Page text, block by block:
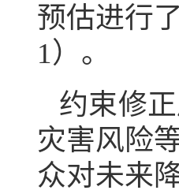
预估进行
1）。
约束修
灾害风险
众对未来